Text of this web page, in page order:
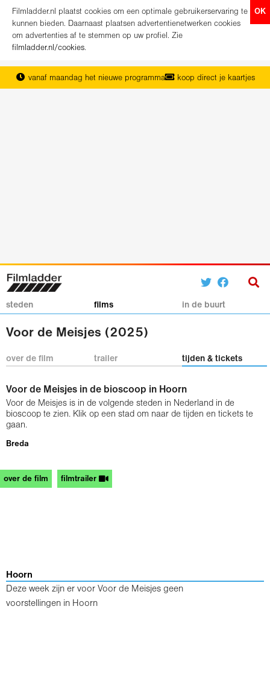
OK
Filmladder.nl plaatst cookies om een optimale gebruikerservaring te
kunnen bieden. Daarnaast plaatsen advertentienetwerken cookies
om advertenties af te stemmen op uw profiel. Zie
filmladder.nl/cookies.
vanaf maandag het nieuwe programma
koop direct je kaartjes
het complete overzicht van Nederland
steden films in de buurt
Voor de Meisjes (2025)
over de film trailer tijden & tickets
Voor de Meisjes in de bioscoop in Hoorn
Voor de Meisjes is in de volgende steden in Nederland in de
bioscoop te zien. Klik op een stad om naar de tijden en tickets te
gaan.
Breda
over de film filmtrailer
Hoorn
Deze week zijn er voor Voor de Meisjes geen
voorstellingen in Hoorn